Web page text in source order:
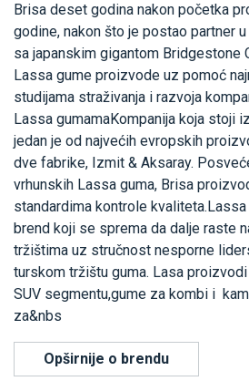
Brisa deset godina nakon početka
godine, nakon što je postao partner
sa japanskim gigantom Bridgestone
Lassa gume proizvode uz pomoć
studijama straživanja i razvoja
Lassa gumamaKompanija koja stoji
jedan je od najvećih evropskih
dve fabrike, Izmit & Aksaray.
vrhunskih Lassa guma, Brisa
standardima kontrole
brend koji se sprema da dalje raste
tržištima uz stručnost nesporne
turskom tržištu guma. Lasa
SUV segmentu,gume za kombi i
za&nbs
Opširnije o brendu